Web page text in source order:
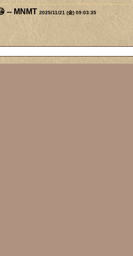
-- MNMT 2025/11/21 (金) 09:03:35